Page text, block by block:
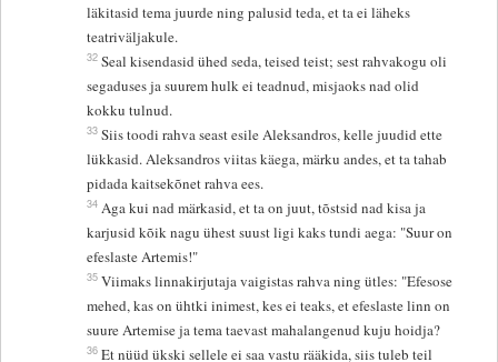
läkitasid tema juurde ning palusid teda, et ta ei läheks
teatriväljakule.
32 Seal kisendasid ühed seda, teised teist; sest rahvakogu oli
segaduses ja suurem hulk ei teadnud, misjaoks nad olid
kokku tulnud.
33 Siis toodi rahva seast esile Aleksandros, kelle juudid ette
lükkasid. Aleksandros viitas käega, märku andes, et ta tahab
pidada kaitsekõnet rahva ees.
34 Aga kui nad märkasid, et ta on juut, tõstsid nad kisa ja
karjusid kõik nagu ühest suust ligi kaks tundi aega: "Suur on
efeslaste Artemis!"
35 Viimaks linnakirjutaja vaigistas rahva ning ütles: "Efesose
mehed, kas on ühtki inimest, kes ei teaks, et efeslaste linn on
suure Artemise ja tema taevast mahalangenud kuju hoidja?
36 Et nüüd ükski sellele ei saa vastu rääkida, siis tuleb teil